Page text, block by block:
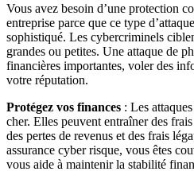
Vous avez besoin d’une protection
entreprise parce que ce type
sophistiqué. Les cybercriminels
grandes ou petites. Une attaque de
financières importantes, voler des
votre réputation.
Protégez vos finances : Les
cher. Elles peuvent entraîner des
des pertes de revenus et des frais
assurance cyber risque, vous êtes
vous aide à maintenir la stabilité